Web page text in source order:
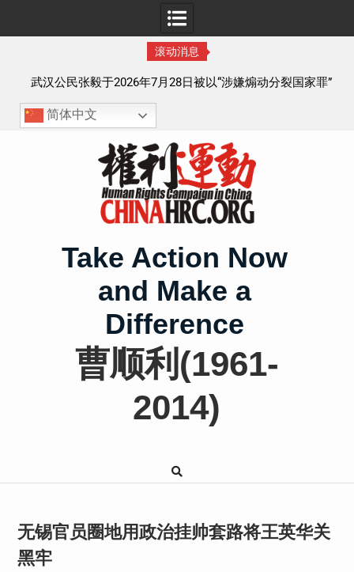
滚动消息
武汉公民张毅于2026年7月28日被以“涉嫌煽动分裂国家罪”
执行逮捕 目前羁押在拉萨市看守所
简体中文
Take Action Now
and Make a
Difference
曹顺利(1961-
2014)
无锡官员圈地用政治挂帅套路将王英华关
黑牢